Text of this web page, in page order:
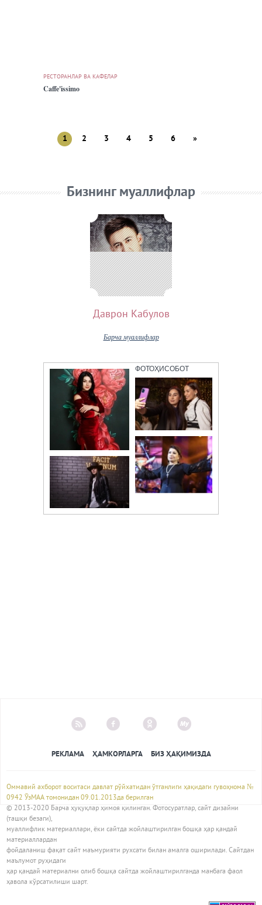
РЕСТОРАНЛАР ВА КАФЕЛАР
Caffe'issimo
1 2 3 4 5 6 »
Бизнинг муаллифлар
Даврон Кабулов
Барча муаллифлар
ФОТОҲИСОБОТ
РЕКЛАМА ҲАМКОРЛАРГА БИЗ ҲАҚИМИЗДА
Оммавий ахборот воситаси давлат рўйхатидан ўтганлиги ҳақидаги гувоҳнома №
0942 ЎзМАА томонидан 09.01.2013да берилган
© 2013-2020 Барча ҳуқуқлар ҳимоя қилинган. Фотосуратлар, сайт дизайни
(ташқи безаги),
муаллифлик материаллари, ёки сайтда жойлаштирилган бошқа ҳар қандай
материаллардан
фойдаланиш фақат сайт маъмурияти рухсати билан амалга оширилади. Сайтдан
маълумот руҳидаги
ҳар қандай материални олиб бошқа сайтда жойлаштирилганда манбага фаол
ҳавола кўрсатилиши шарт.